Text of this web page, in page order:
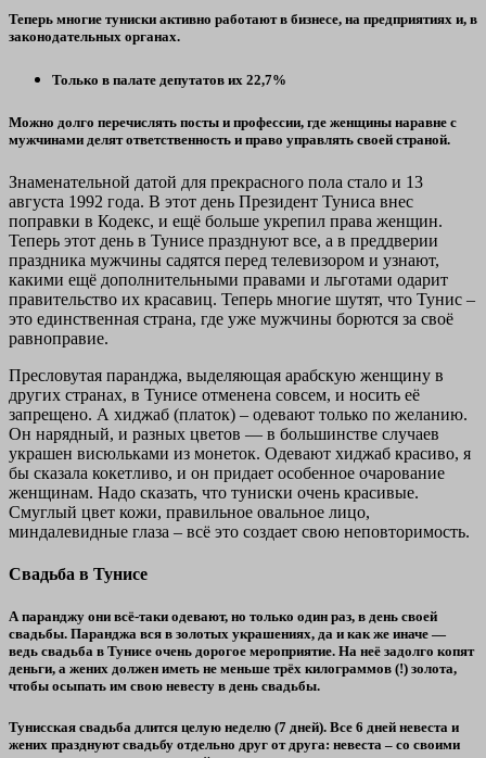
Теперь многие туниски активно работают в бизнесе, на предприятиях и, в
законодательных органах.
Только в палате депутатов их 22,7%
Можно долго перечислять посты и профессии, где женщины наравне с
мужчинами делятответственность и право управлять своей страной.
Знаменательной датой для прекрасного пола стало и 13
августа 1992 года. В этот день Президент Туниса внес
поправки в Кодекс, и ещё больше укрепил права женщин.
Теперь этот день в Тунисе празднуют все, а в преддверии
праздника мужчины садятся перед телевизором и узнают,
какими ещё дополнительными правами и льготами одарит
правительство их красавиц. Теперь многие шутят, что Тунис –
это единственная страна, где уже мужчины борются за своё
равноправие.
Пресловутая паранджа, выделяющая арабскую женщину в
других странах, в Тунисе отменена совсем, и носить её
запрещено. А хиджаб (платок) – одевают только по желанию.
Он нарядный, и разных цветов — в большинстве случаев
украшен висюльками из монеток. Одевают хиджаб красиво, я
бы сказала кокетливо, и он придает особенное очарование
женщинам. Надо сказать, что туниски очень красивые.
Смуглый цвет кожи, правильное овальное лицо,
миндалевидные глаза – всё это создает свою неповторимость.
Свадьба в Тунисе
А паранджу они всё-таки одевают, но только один раз, в день своей
свадьбы. Паранджа вся в золотых украшениях, да и как же иначе —
ведь свадьба в Тунисе очень дорогое мероприятие. На неё задолго копят
деньги, а жених должен иметь не меньше трёх килограммов (!) золота,
чтобы осыпать им свою невесту в день свадьбы.
Тунисская свадьба длится целую неделю (7 дней). Все 6 дней невеста и
жених празднуют свадьбу отдельно друг от друга: невеста – со своими